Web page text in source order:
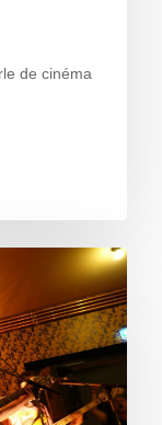
de cinéma